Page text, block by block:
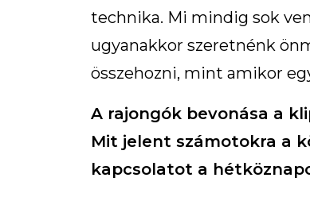
technika. Mi mindig sok
ugyanakkor szeretnénk
összehozni, mint amikor
A rajongók bevonása a
Mit jelent számotokra a
kapcsolatot a